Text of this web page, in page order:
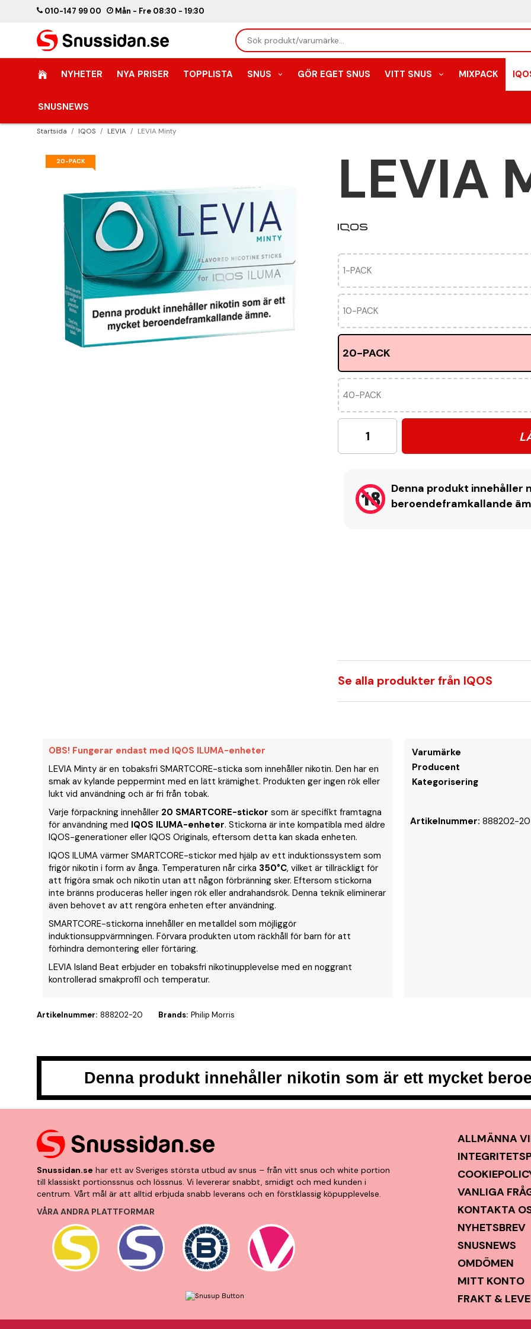
010-147 99 00 Mån - Fre 08:30 - 19:30
NYHETER NYA PRISER TOPPLISTA SNUS GÖR EGET SNUS VITT SNUS MIXPACK
SNUSNEWS
Startsida / IQOS / LEVIA / LEVIA Minty
20-PACK LEVIA
1-PACK
10-PACK
20-PACK
40-PACK
Denna produkt innehåller
beroendeframkallande
Se alla produkter från IQOS
OBS! Fungerar endast med IQOS ILUMA-enheter
LEVIA Minty är en tobaksfri SMARTCORE-sticka som innehåller nikotin. Den har en
smak av kylande peppermint med en lätt krämighet. Produkten ger ingen rök eller
lukt vid användning och är fri från tobak.
Varje förpackning innehåller 20 SMARTCORE-stickor som är specifikt framtagna
för användning med IQOS ILUMA-enheter. Stickorna är inte kompatibla med äldre
IQOS-generationer eller IQOS Originals, eftersom detta kan skada enheten.
IQOS ILUMA värmer SMARTCORE-stickor med hjälp av ett induktionssystem som
frigör nikotin i form av ånga. Temperaturen når cirka 350°C, vilket är tillräckligt för
att frigöra smak och nikotin utan att någon förbränning sker. Eftersom stickorna
inte bränns produceras heller ingen rök eller andrahandsrök. Denna teknik eliminerar
även behovet av att rengöra enheten efter användning.
SMARTCORE-stickorna innehåller en metalldel som möjliggör
induktionsuppvärmningen. Förvara produkten utom räckhåll för barn för att
förhindra demontering eller förtäring.
LEVIA Island Beat erbjuder en tobaksfri nikotinupplevelse med en noggrant
kontrollerad smakprofil och temperatur.
Varumärke
Producent
Kategorisering
Artikelnummer: 888202-20
Artikelnummer: 888202-20 Brands: Philip Morris
Denna produkt innehåller nikotin som är ett mycket
Snussidan.se har ett av Sveriges största utbud av snus – från vitt snus och white portion
till klassiskt portionssnus och lössnus. Vi levererar snabbt, smidigt och med kunden i
centrum. Vårt mål är att alltid erbjuda snabb leverans och en förstklassig köpupplevelse.
VÅRA ANDRA PLATTFORMAR
ALLMÄNNA
VANLIGA
KONTAKTA
NYHETSBREV
SNUSNEWS
OMDÖMEN
MITT KONTO
FRAKT &